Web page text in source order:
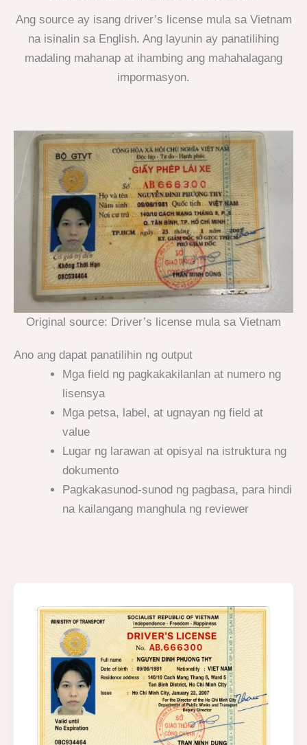
Ang source ay isang driver’s license mula sa Vietnam
na isinalin sa English. Ang layunin ay panatilihing
madaling mahanap at ihambing ang mahahalagang
impormasyon.
Original source: Driver’s license mula sa Vietnam
Ano ang dapat panatilihin ng output
Mga field ng pagkakakilanlan at numero ng
lisensya
Mga petsa, label, at ugnayan ng field at
value
Lugar ng larawan at opisyal na istruktura ng
dokumento
Pagkakasunod-sunod ng pagbasa, para hindi
na kailangang manghula ng reviewer